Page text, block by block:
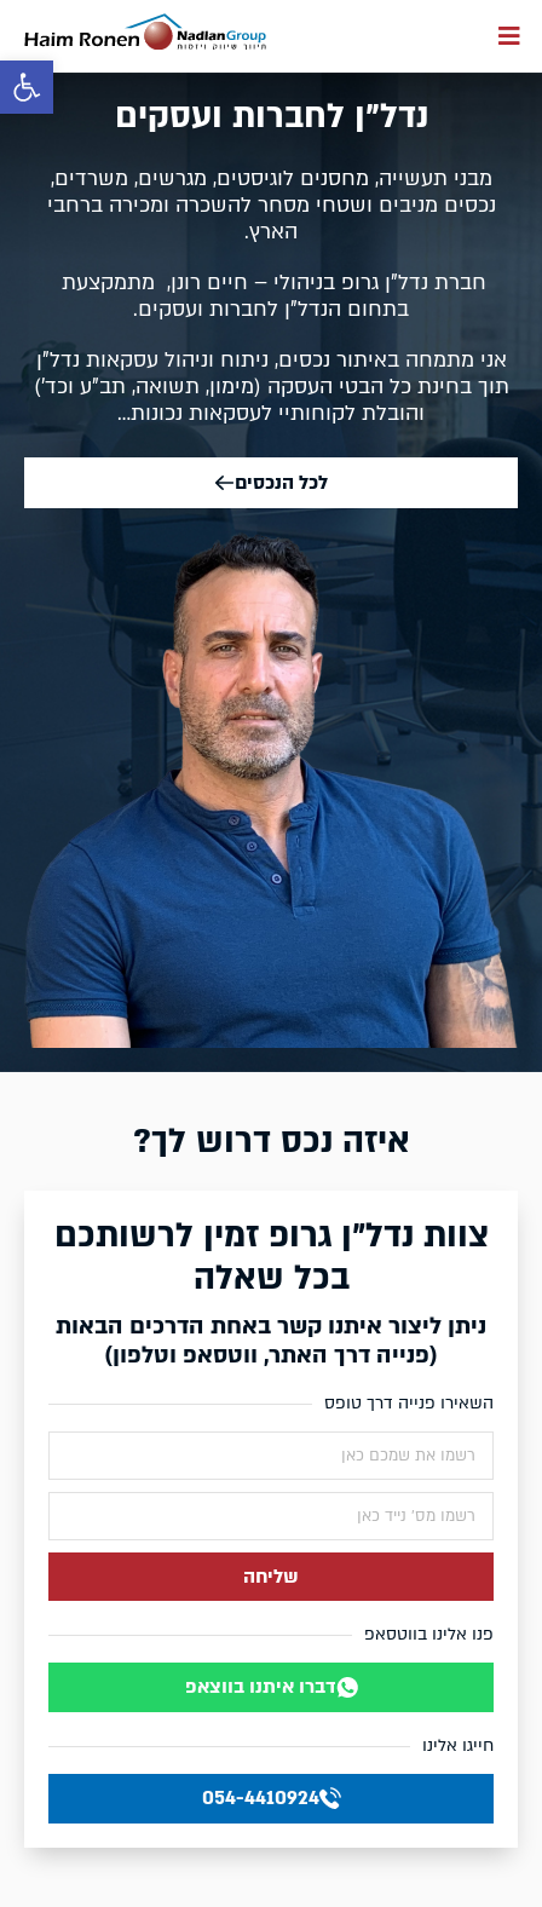
פתח
נדל"ן לחברות ועסקים
מבני תעשייה, מחסנים לוגיסטים, מגרשים, משרדים,
נכסים מניבים ושטחי מסחר להשכרה ומכירה ברחבי
הארץ.
חברת נדל"ן גרופ בניהולי – חיים רונן, מתמקצעת
בתחום הנדל"ן לחברות ועסקים.
אני מתמחה באיתור נכסים, ניתוח וניהול עסקאות נדל"ן
תוך בחינת כל הבטי העסקה (מימון, תשואה, תב"ע וכד')
והובלת לקוחותיי לעסקאות נכונות…
לכל הנכסים
איזה נכס דרוש לך?
צוות נדל״ן גרופ זמין לרשותכם
בכל שאלה
ניתן ליצור איתנו קשר באחת הדרכים הבאות
(פנייה דרך האתר, ווטסאפ וטלפון)
השאירו פנייה דרך טופס
שליחה
פנו אלינו בווטסאפ
דברו איתנו בווצאפ
חייגו אלינו
054-4410924